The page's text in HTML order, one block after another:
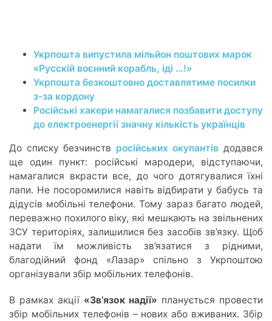
Укрпошта випустила мільйон поштових марок
«Русскій воєнний корабль, іді …!»
Укрпошта безкоштовно доставлятиме посилки
з-за кордону
Російські хакери намагалися позбавити доступу
до електроенергії значну кількість українців
До списку безчинств російських окупантів додався
ще один пункт: російські мародери, відступаючи,
намагалися вкрасти все, до чого дотягувалися їхні
лапи. Не посоромилися навіть відбирати у бабусь та
дідусів мобільні телефони. Тому зараз багато людей,
переважно похилого віку, які мешкають на звільнених
ЗСУ територіях, залишилися без засобів зв’язку. Щоб
надати їм можливість зв’язатися з рідними,
благодійний фонд «Лазар» спільно з Укрпоштою
організували збір мобільних телефонів.
В рамках акції «Зв’язок надії» планується провести
збір мобільних телефонів – нових або вживаних. Збір